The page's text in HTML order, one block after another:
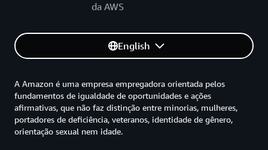
da AWS
English
A Amazon é uma empresa empregadora orientada pelos
fundamentos de igualdade de oportunidades e ações
afirmativas, que não faz distinção entre minorias, mulheres,
portadores de deficiência, veteranos, identidade de gênero,
orientação sexual nem idade.